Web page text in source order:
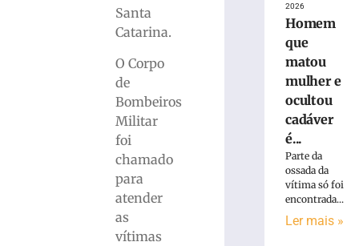
Santa
Catarina.
O Corpo
de
Bombeiros
Militar
foi
chamado
para
atender
as
vítimas
prisão2026
Homem
que
matou
mulher e
ocultou
cadáver
é...
Parte da
ossada da
vítima só foi
encontrada...
Ler mais »